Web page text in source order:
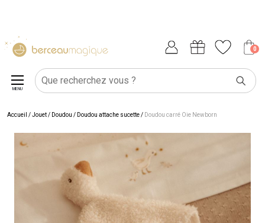
0
MENU
Accueil /Jouet/ Doudou / Doudou attache sucette/ Doudou carré Oie Newborn